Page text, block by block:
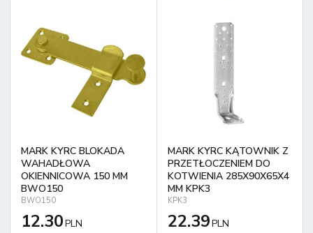
MARK KYRC BLOKADA
WAHADŁOWA
OKIENNICOWA 150 MM
BWO150
BWO150
12.30PLN
MARK KYRC KĄTOWNIK Z
PRZETŁOCZENIEM DO
KOTWIENIA 285X90X65X4
MM KPK3
KPK3
22.39PLN